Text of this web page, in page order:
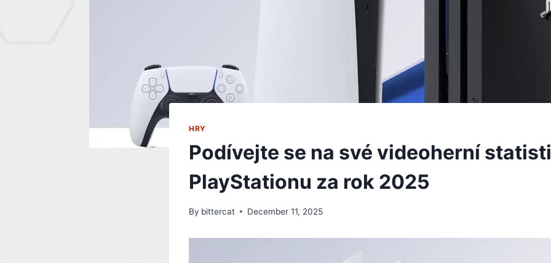
HRY
Podívejte se na své videoherní
PlayStationu za rok 2025
By bittercat December 11, 2025